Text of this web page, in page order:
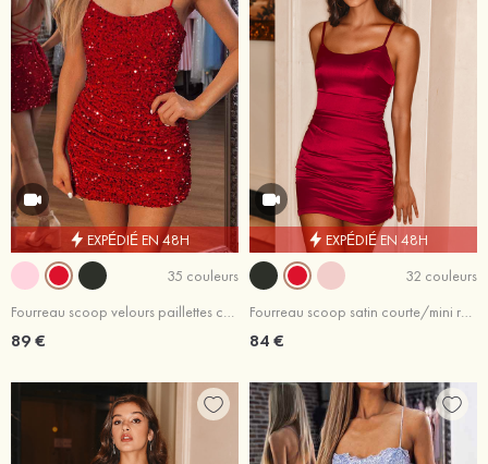
EXPÉDIÉ EN 48H
35 couleurs
Fourreau scoop velours paillettes courte/mini robe de fête de la rentrée
89 €
EXPÉDIÉ EN 48H
32 couleurs
Fourreau scoop satin courte/mini robe de fête de la rentrée
84 €